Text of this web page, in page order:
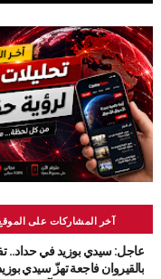
آخر المشاركات على
عاجل: سيدي بوزيد في حداد..
بالقيروان فاجعة تهزّ سيدي